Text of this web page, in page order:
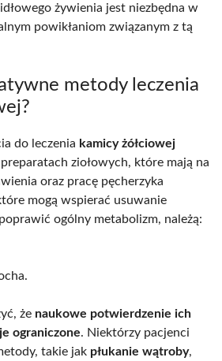
żywienia jest niezbędna w
powikłaniom związanym z tą
metody leczenia
do leczenia kamicy żółciowej
ziołowych, które mają na
oraz pracę pęcherzyka
mogą wspierać usuwanie
ogólny metabolizm, należą:
że naukowe potwierdzenie ich
ograniczone. Niektórzy pacjenci
takie jak płukanie wątroby,